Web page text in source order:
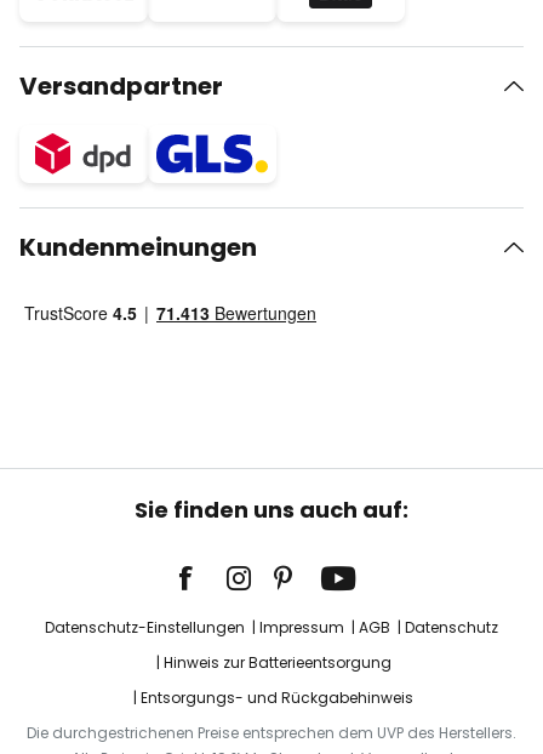
Versandpartner
Kundenmeinungen
Sie finden uns auch auf:
Datenschutz-Einstellungen Impressum AGB
Datenschutz
Hinweis zur Batterieentsorgung
Entsorgungs- und Rückgabehinweis
Die durchgestrichenen Preise entsprechen dem UVP des Herstellers.